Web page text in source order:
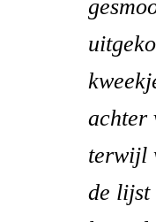
achter
terwijl
de lijst